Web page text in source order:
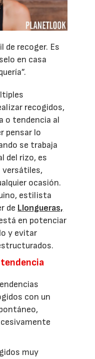
de recoger. Es
en casa
recogidos,
o tendencia al
pensar lo
se trabaja
del rizo, es
versátiles,
ocasión.
estilista
de Llongueras,
en potenciar
y evitar
con un
muy